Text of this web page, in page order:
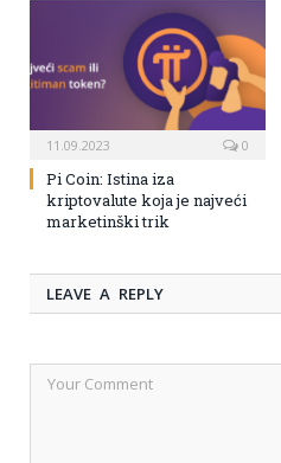
11.09.2023 0
Pi Coin: Istina iza
kriptovalute koja je najveći
marketinški trik
LEAVE A REPLY